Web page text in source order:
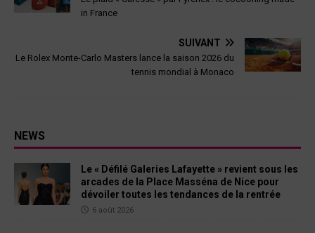
in France
SUIVANT
Le Rolex Monte-Carlo Masters lance la saison 2026 du
tennis mondial à Monaco
NEWS
Le « Défilé Galeries Lafayette » revient sous les
arcades de la Place Masséna de Nice pour
dévoiler toutes les tendances de la rentrée
6 août 2026